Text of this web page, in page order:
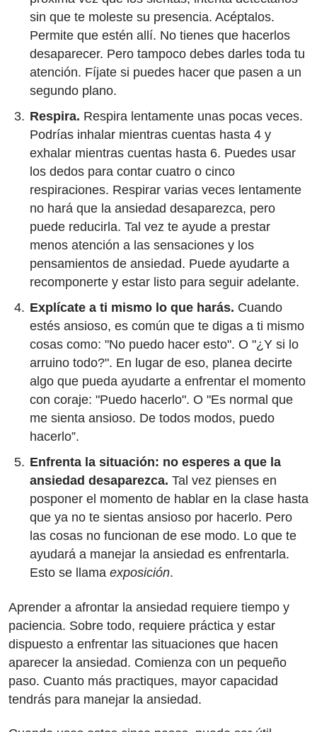
sin que te moleste su presencia. Acéptalos.
Permite que estén allí. No tienes que hacerlos
desaparecer. Pero tampoco debes darles toda tu
atención. Fíjate si puedes hacer que pasen a un
segundo plano.
Respira. Respira lentamente unas pocas veces.
Podrías inhalar mientras cuentas hasta 4 y
exhalar mientras cuentas hasta 6. Puedes usar
los dedos para contar cuatro o cinco
respiraciones. Respirar varias veces lentamente
no hará que la ansiedad desaparezca, pero
puede reducirla. Tal vez te ayude a prestar
menos atención a las sensaciones y los
pensamientos de ansiedad. Puede ayudarte a
recomponerte y estar listo para seguir adelante.
Explícate a ti mismo lo que harás. Cuando
estés ansioso, es común que te digas a ti mismo
cosas como: "No puedo hacer esto". O "¿Y si lo
arruino todo?". En lugar de eso, planea decirte
algo que pueda ayudarte a enfrentar el momento
con coraje: "Puedo hacerlo". O "Es normal que
me sienta ansioso. De todos modos, puedo
hacerlo”.
Enfrenta la situación: no esperes a que la
ansiedad desaparezca. Tal vez pienses en
posponer el momento de hablar en la clase hasta
que ya no te sientas ansioso por hacerlo. Pero
las cosas no funcionan de ese modo. Lo que te
ayudará a manejar la ansiedad es enfrentarla.
Esto se llama exposición.
Aprender a afrontar la ansiedad requiere tiempo y
paciencia. Sobre todo, requiere práctica y estar
dispuesto a enfrentar las situaciones que hacen
aparecer la ansiedad. Comienza con un pequeño
paso. Cuanto más practiques, mayor capacidad
tendrás para manejar la ansiedad.